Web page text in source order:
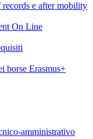
records e after mobility
On Line
borse Erasmus+
amministrativo